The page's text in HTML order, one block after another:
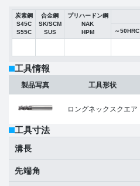
炭素鋼
S45C
S55C
合金鋼
SK/SCM
SUS
プリハードン鋼
NAK
HPM
～50HRC
工具情報
製品写真 工具形状
ロングネックスクエア
工具寸法
溝長
先端角